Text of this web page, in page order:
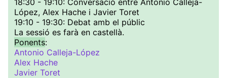
18:30 - 19:10: Conversació entre Antonio Calleja-
López, Alex Hache i Javier Toret
19:10 - 19:30: Debat amb el públic
La sessió es farà en castellà.
Ponents:
Antonio Calleja-López
Alex Hache
Javier Toret